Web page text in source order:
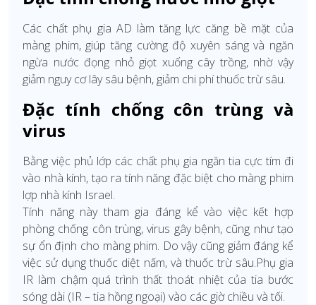
Các chất phụ gia AD làm tăng lực căng bề mặt của
màng phim, giúp tăng cường độ xuyên sáng và ngăn
ngừa nước đọng nhỏ giọt xuống cây trồng, nhờ vậy
giảm nguy cơ lây sâu bệnh, giảm chi phí thuốc trừ sâu.
Đặc tính chống côn trùng và
virus
Bằng việc phủ lớp các chất phụ gia ngăn tia cực tím đi
vào nhà kính, tạo ra tính năng đặc biệt cho màng phim
lợp nhà kính Israel.
Tính năng này tham gia đáng kể vào việc kết hợp
phòng chống côn trùng, virus gây bệnh, cũng như tạo
sự ổn định cho màng phim. Do vậy cũng giảm đáng kể
việc sử dụng thuốc diệt nấm, và thuốc trừ sâu.Phụ gia
IR làm chậm quá trình thất thoát nhiệt của tia bước
sóng dài (IR – tia hồng ngoại) vào các giờ chiều và tối.